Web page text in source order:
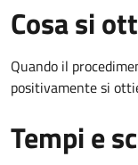
Cosa si
Quando il
positivamente si
Tempi e